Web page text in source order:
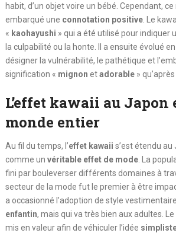
habit, d’un objet voire un bébé. Cependant,
embarqué une connotation positive. Le
« kaohayushi » qui a été utilisé pour indiquer
la culpabilité ou la honte. Il a ensuite évolué en
désigner la vulnérabilité, le pathétique et
signification « mignon etadorable»
L’effet kawaii au Japon
monde entier
Au fil du temps, l’effet kawaii s’est étendu au
comme un véritable effet de mode. La
fini par bouleverser différents domaines à
secteur de la mode fut le premier à être
a occasionné l’adoption de style
enfantin, mais qui va très bien aux adultes.
mis en valeur afin de véhiculer l’idée